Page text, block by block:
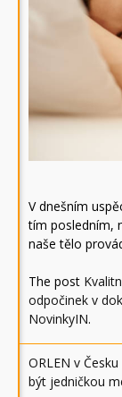
V dnešním
tím posledním,
naše tělo
The post
odpočinek v
NovinkyIN.
ORLEN v
být jedničkou